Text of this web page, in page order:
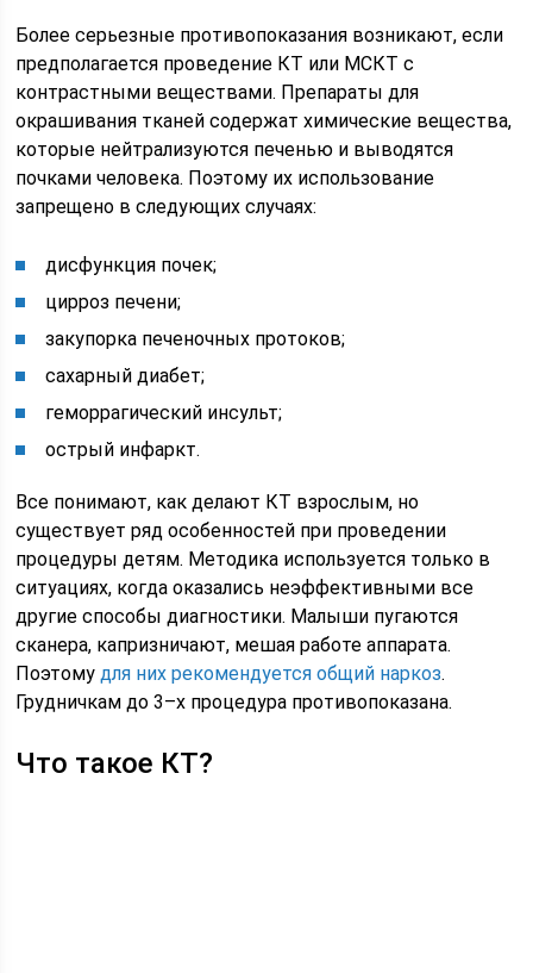
Более серьезные противопоказания возникают, если
предполагается проведение КТ или МСКТ с
контрастными веществами. Препараты для
окрашивания тканей содержат химические вещества,
которые нейтрализуются печенью и выводятся
почками человека. Поэтому их использование
запрещено в следующих случаях:
дисфункция почек;
цирроз печени;
закупорка печеночных протоков;
сахарный диабет;
геморрагический инсульт;
острый инфаркт.
Все понимают, как делают КТ взрослым, но
существует ряд особенностей при проведении
процедуры детям. Методика используется только в
ситуациях, когда оказались неэффективными все
другие способы диагностики. Малыши пугаются
сканера, капризничают, мешая работе аппарата.
Поэтомудля них рекомендуется общий наркоз.
Грудничкам до 3–х процедура противопоказана.
Что такое КТ?